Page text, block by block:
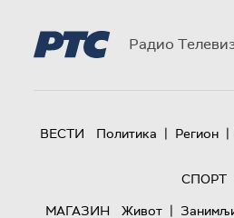
Радио
ВЕСТИ Политика | Регион |
СПОРТ
МАГАЗИН
Живот |